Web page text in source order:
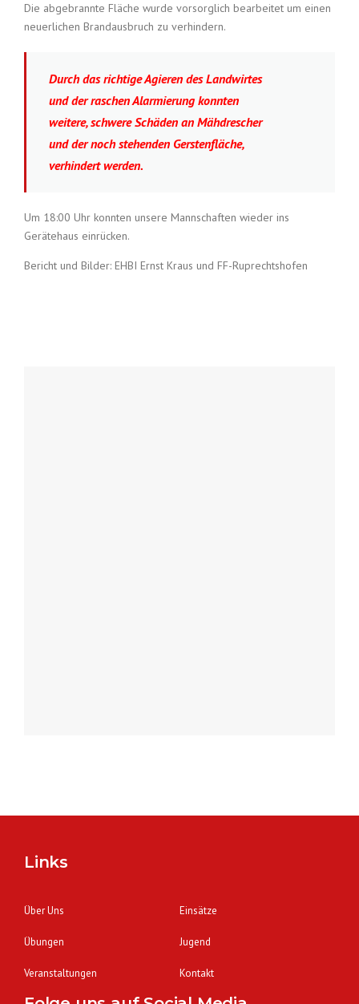
Die abgebrannte Fläche wurde vorsorglich bearbeitet um einen
neuerlichen Brandausbruch zu verhindern.
Durch das richtige Agieren des Landwirtes
und der raschen Alarmierung konnten
weitere, schwere Schäden an Mähdrescher
und der noch stehenden Gerstenfläche,
verhindert werden.
Um 18:00 Uhr konnten unsere Mannschaften wieder ins
Gerätehaus einrücken.
Bericht und Bilder: EHBI Ernst Kraus und FF-Ruprechtshofen
Links
Über Uns Einsätze
Übungen Jugend
Veranstaltungen Kontakt